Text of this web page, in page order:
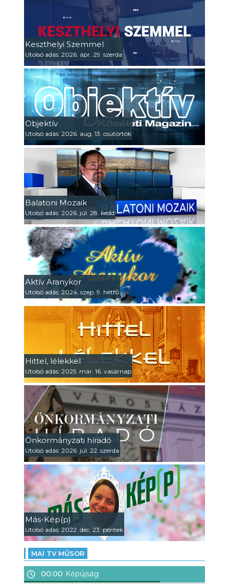
Keszthelyi Szemmel
Utolsó adás: 2026. ápr. 29. szerda
Objektív
Utolsó adás: 2026. aug. 13. csütörtök
Balatoni Mozaik
Utolsó adás: 2026. júl. 28. kedd
Aktív Aranykor
Utolsó adás: 2024. szep. 9. hétfő
Hittel, lélekkel
Utolsó adás: 2025. már. 16. vasárnap
Önkormányzati híradó
Utolsó adás: 2026. júl. 22. szerda
Más-Kép(p)
Utolsó adás: 2022. dec. 23. péntek
MAI TV MŰSOR
00:00 Képújság